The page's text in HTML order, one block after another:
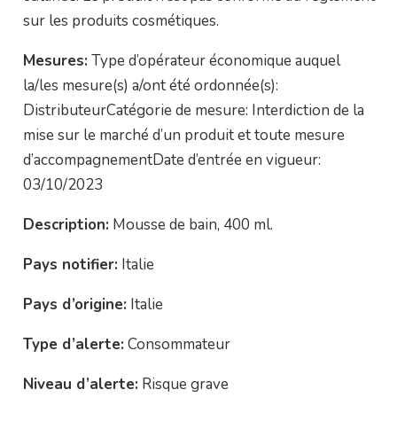
sur les produits cosmétiques.
Mesures: Type d’opérateur économique auquel
la/les mesure(s) a/ont été ordonnée(s):
DistributeurCatégorie de mesure: Interdiction de la
mise sur le marché d’un produit et toute mesure
d’accompagnementDate d’entrée en vigueur:
03/10/2023
Description: Mousse de bain, 400 ml.
Pays notifier: Italie
Pays d’origine: Italie
Type d’alerte: Consommateur
Niveau d’alerte: Risque grave